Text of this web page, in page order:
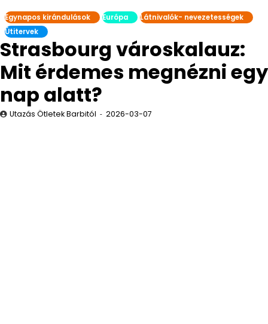
Egynapos kirándulások Európa
Látnivalók- nevezetességek
Útitervek
Strasbourg városkalauz:
Mit érdemes megnézni egy
nap alatt?
Utazás Ötletek Barbitól 2026-03-07